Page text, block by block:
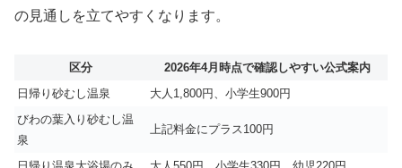
の見通しを立てやすくなります。
区分
2026年4月時点で確認しやすい公式案内
日帰り砂むし温泉
大人1,800円、小学生900円
びわの葉入り砂むし温
泉
上記料金にプラス100円